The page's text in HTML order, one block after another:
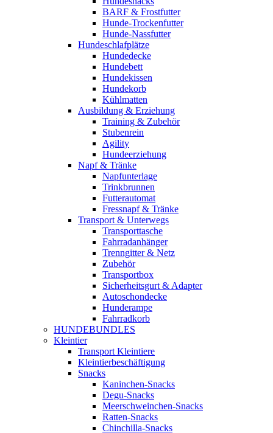
BARF & Frostfutter
Hunde-Trockenfutter
Hunde-Nassfutter
Hundeschlafplätze
Hundedecke
Hundebett
Hundekissen
Hundekorb
Kühlmatten
Ausbildung & Erziehung
Training & Zubehör
Stubenrein
Agility
Hundeerziehung
Napf & Tränke
Napfunterlage
Trinkbrunnen
Futterautomat
Fressnapf & Tränke
Transport & Unterwegs
Transporttasche
Fahrradanhänger
Trenngitter & Netz
Zubehör
Transportbox
Sicherheitsgurt & Adapter
Autoschondecke
Hunderampe
Fahrradkorb
HUNDEBUNDLES
Kleintier
Transport Kleintiere
Kleintierbeschäftigung
Snacks
Kaninchen-Snacks
Degu-Snacks
Meerschweinchen-Snacks
Ratten-Snacks
Chinchilla-Snacks